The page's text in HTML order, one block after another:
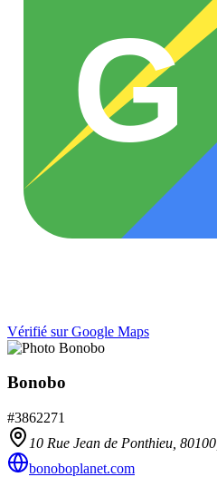
G
Vérifié sur Google Maps
Bonobo
#3862271
10 Rue Jean de Ponthieu, 80100
bonoboplanet.com